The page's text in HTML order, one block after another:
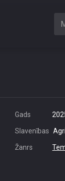
Gads
Slavenības
Žanrs